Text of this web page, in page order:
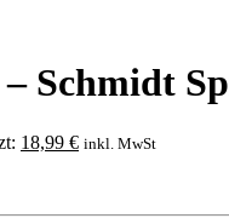
Schmidt
18,99 €Aktueller
inkl. MwSt